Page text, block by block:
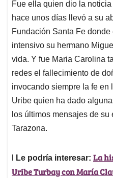
Fue ella quien dio la
hace unos días llevó a su
Fundación Santa Fe
intensivo su hermano
vida. Y fue Maria Carolina
redes el fallecimiento de
invocando siempre la fe en
Uribe quien ha dado
los últimos mensajes de
Tarazona.
Le podría interesar: La
Uribe Turbay con María